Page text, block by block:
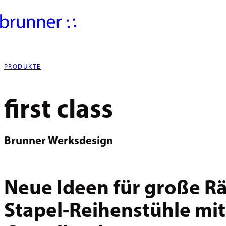
PRODUKTE
first class
Brunner Werksdesign
Neue Ideen für große
Stapel-Reihenstühle mit